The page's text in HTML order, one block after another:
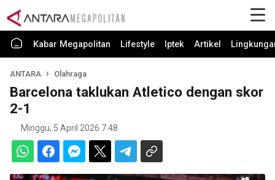
Kabar Megapolitan Lifestyle Iptek Artikel
ANTARA Olahraga
Barcelona taklukan Atletico dengan skor
2-1
Minggu, 5 April 2026 7:48